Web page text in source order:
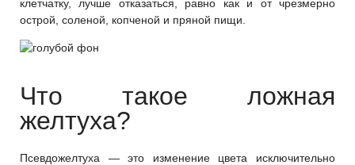
клетчатку, лучше отказаться, равно как и от чрезмерно
острой, соленой, копченой и пряной пищи.
Что такое ложная
желтуха?
Псевдожелтуха — это изменение цвета исключительно